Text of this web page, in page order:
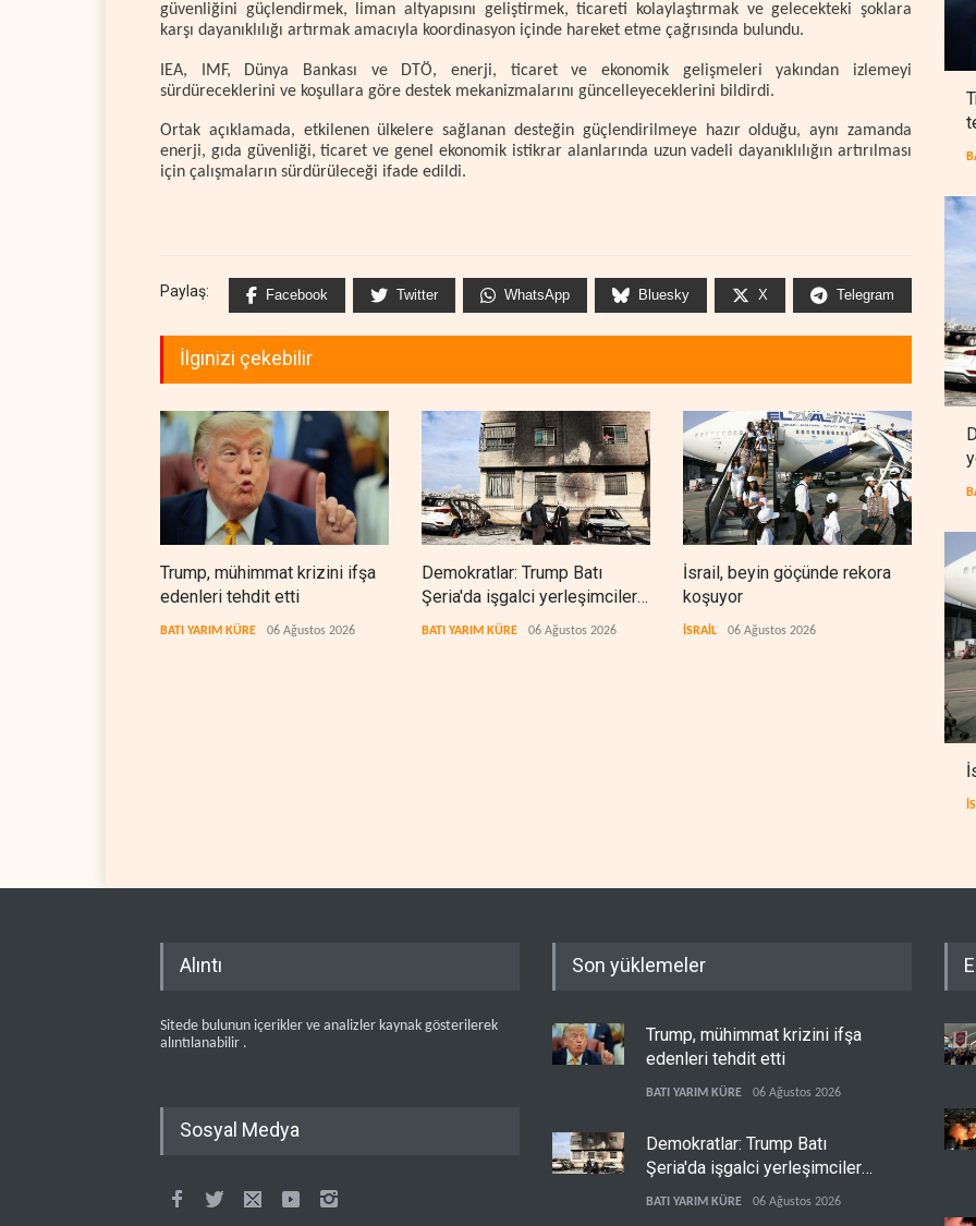
güvenliğini güçlendirmek, liman altyapısını geliştirmek, ticareti kolaylaştırmak ve gelecekteki şoklara
karşı dayanıklılığı artırmak amacıyla koordinasyon içinde hareket etme çağrısında bulundu.
IEA, IMF, Dünya Bankası ve DTÖ, enerji, ticaret ve ekonomik gelişmeleri yakından izlemeyi
sürdüreceklerini ve koşullara göre destek mekanizmalarını güncelleyeceklerini bildirdi.
Ortak açıklamada, etkilenen ülkelere sağlanan desteğin güçlendirilmeye hazır olduğu, aynı zamanda
enerji, gıda güvenliği, ticaret ve genel ekonomik istikrar alanlarında uzun vadeli dayanıklılığın artırılması
için çalışmaların sürdürüleceği ifade edildi.
Paylaş: Facebook Twitter WhatsApp Bluesky X Telegram
İlginizi çekebilir
Trump, mühimmat krizini ifşa
edenleri tehdit etti
BATI YARIM KÜRE 06 Ağustos 2026
Demokratlar: Trump Batı
Şeria'da işgalci yerleşimcilere
cezasızlık sağladı
BATI YARIM KÜRE 06 Ağustos 2026
İsrail, beyin göçünde rekora
koşuyor
İSRAİL 06 Ağustos 2026
Alıntı
Sitede bulunun içerikler ve analizler kaynak gösterilerek
alıntılanabilir .
Sosyal Medya
Son yüklemeler
Trump, mühimmat krizini ifşa
edenleri tehdit etti
BATI YARIM KÜRE 06 Ağustos 2026
Demokratlar: Trump Batı
Şeria'da işgalci yerleşimcilere
cezasızlık sağladı
BATI YARIM KÜRE 06 Ağustos 2026